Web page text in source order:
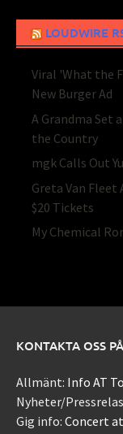
LOUDWIRE
Viral 'What the
New Burger Ad
A Grandma Set
the Country
mgk Calls Out
Greta Van
$20 Tickets
My Chemical
KONTAKTA OSS
Allmänt: Info AT
Nyheter/
Gig info: Concert